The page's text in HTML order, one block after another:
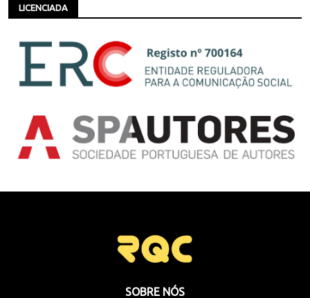
LICENCIADA
SOBRE NÓS